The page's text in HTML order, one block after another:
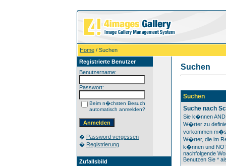
Home / Suchen
Registrierte Benutzer
Benutzername:
Passwort:
Beim n�chsten Besuch
automatisch anmelden?
� Password vergessen
� Registrierung
Zufallsbild
Suchen
Suchen
Suche nach
Sie k�nnen
W�rter zu
vorkommen
W�rter, die im
k�nnen und
nachfolgende
Benutzen Sie *